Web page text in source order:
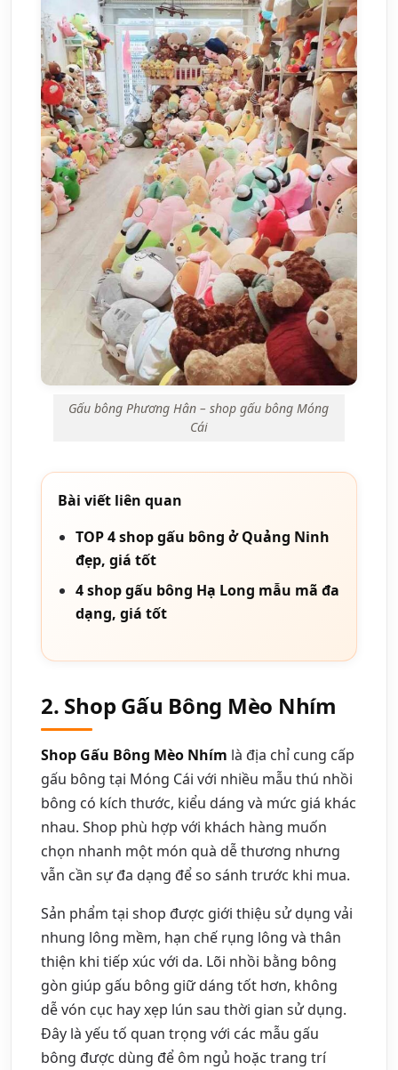
Gấu bông Phương Hân – shop gấu bông Móng
Cái
Bài viết liên quan
TOP 4 shop gấu bông ở Quảng Ninh
đẹp, giá tốt
4 shop gấu bông Hạ Long mẫu mã đa
dạng, giá tốt
2. Shop Gấu Bông Mèo Nhím
Shop Gấu Bông Mèo Nhím là địa chỉ cung cấp
gấu bông tại Móng Cái với nhiều mẫu thú nhồi
bông có kích thước, kiểu dáng và mức giá khác
nhau. Shop phù hợp với khách hàng muốn
chọn nhanh một món quà dễ thương nhưng
vẫn cần sự đa dạng để so sánh trước khi mua.
Sản phẩm tại shop được giới thiệu sử dụng vải
nhung lông mềm, hạn chế rụng lông và thân
thiện khi tiếp xúc với da. Lõi nhồi bằng bông
gòn giúp gấu bông giữ dáng tốt hơn, không
dễ vón cục hay xẹp lún sau thời gian sử dụng.
Đây là yếu tố quan trọng với các mẫu gấu
bông được dùng để ôm ngủ hoặc trang trí